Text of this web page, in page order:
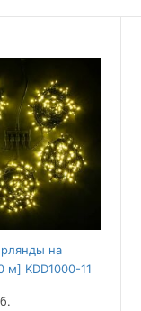
на
м] KDD1000-11